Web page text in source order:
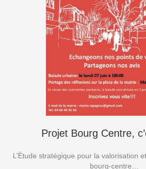
Projet Bourg Centre,
L’Étude stratégique pour la valorisation
bourg-centre…